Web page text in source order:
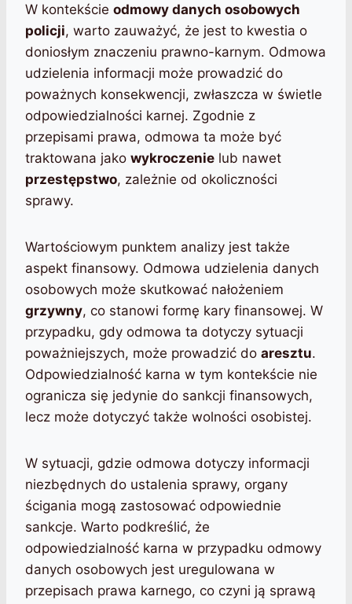
W kontekście odmowy danych osobowych
policji, warto zauważyć, że jest to kwestia o
doniosłym znaczeniu prawno-karnym. Odmowa
udzielenia informacji może prowadzić do
poważnych konsekwencji, zwłaszcza w świetle
odpowiedzialności karnej. Zgodnie z
przepisami prawa, odmowa ta może być
traktowana jako wykroczenie lub nawet
przestępstwo, zależnie od okoliczności
sprawy.
Wartościowym punktem analizy jest także
aspekt finansowy. Odmowa udzielenia danych
osobowych może skutkować nałożeniem
grzywny, co stanowi formę kary finansowej. W
przypadku, gdy odmowa ta dotyczy sytuacji
poważniejszych, może prowadzić do aresztu.
Odpowiedzialność karna w tym kontekście nie
ogranicza się jedynie do sankcji finansowych,
lecz może dotyczyć także wolności osobistej.
W sytuacji, gdzie odmowa dotyczy informacji
niezbędnych do ustalenia sprawy, organy
ścigania mogą zastosować odpowiednie
sankcje. Warto podkreślić, że
odpowiedzialność karna w przypadku odmowy
danych osobowych jest uregulowana w
przepisach prawa karnego, co czyni ją sprawą